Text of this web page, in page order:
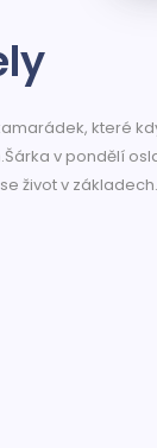
které
v pondělí
život v základech.